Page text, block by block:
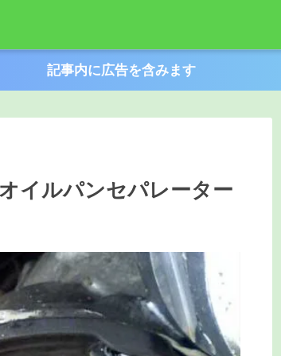
記事内に広告を含みます
イルパンセパレーター